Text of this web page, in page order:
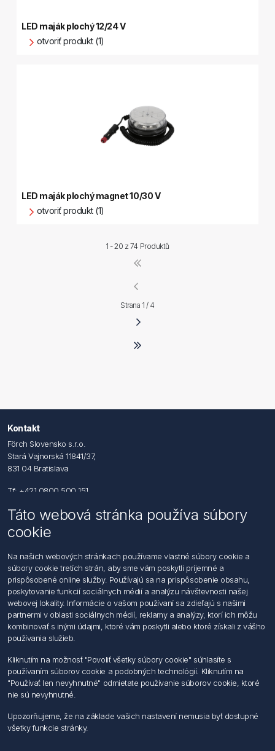
LED maják plochý 12/24 V
otvoriť produkt (1)
LED maják plochý magnet 10/30 V
otvoriť produkt (1)
1 - 20 z74 Produktů
Strana 1 / 4
Kontakt
Förch Slovensko s.r.o.
Stará Vajnorská 11841/37,
831 04 Bratislava
Tf: +421 0800 500 151
Email: office@foerch.sk
Kontaktujte nás
Informácie
Imprint
Vyhlásenie k ochrane údajov
Všeobecné dodacie a obchodné podmienky
Obchodný zástupca
Môj účet
Môj účet
Objednávky
Adresy
Táto webová stránka používa súbory
cookie
Na našich webových stránkach používame vlastné súbory cookie a
súbory cookie tretích strán, aby sme vám poskytli príjemné a
prispôsobené online služby. Používajú sa na prispôsobenie obsahu,
poskytovanie funkcií sociálnych médií a analýzu návštevnosti našej
webovej lokality. Informácie o vašom používaní sa zdieľajú s našimi
partnermi v oblasti sociálnych médií, reklamy a analýzy, ktorí ich môžu
kombinovať s inými údajmi, ktoré vám poskytli alebo ktoré získali z vášho
používania služieb.
Kliknutím na možnosť "Povoliť všetky súbory cookie" súhlasíte s
používaním súborov cookie a podobných technológií. Kliknutím na
"Používať len nevyhnutné" odmietate používanie súborov cookie, ktoré
nie sú nevyhnutné.
Upozorňujeme, že na základe vašich nastavení nemusia byť dostupné
všetky funkcie stránky.